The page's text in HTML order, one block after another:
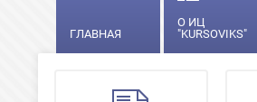
ГЛАВНАЯ
О ИЦ
"KURSOVIKS"